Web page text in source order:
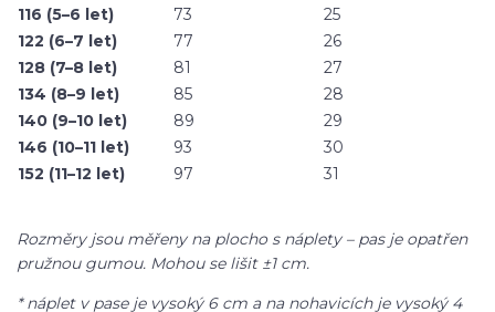
116 (5–6 let)
73
25
122 (6–7 let)
77
26
128 (7–8 let)
81
27
134 (8–9 let)
85
28
140 (9–10 let)
89
29
146 (10–11 let)
93
30
152 (11–12 let)
97 31
Rozměry jsou měřeny na plocho s náplety – pas je opatřen
pružnou gumou. Mohou se lišit ±1 cm.
* náplet v pase je vysoký 6 cm a na nohavicích je vysoký 4